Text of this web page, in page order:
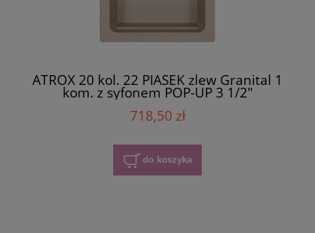
ATROX 20 kol. 22 PIASEK zlew Granital 1
kom. z syfonem POP-UP 3 1/2"
718,50 zł
do koszyka